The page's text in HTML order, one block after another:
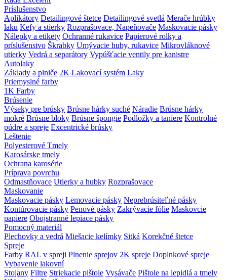
Príslušenstvo
Aplikátory Detailingové štetce Detailingové svetlá Merače hrúbky
laku Kefy a stierky Rozprašovace, Napeňovače Maskovacie pásky
Nálepky a etikety Ochranné rukavice Papierové rolky a
príslušenstvo Škrabky Umývacie huby, rukavice Mikrovláknové
utierky Vedrá a separátory Vypúšťacie ventily pre kanistre
Autolaky
Základy a plniče 2K Lakovací systém Laky
Priemyslné farby
1K Farby
Brúsenie
Výseky pre brúsky Brúsne hárky suché Náradie Brúsne hárky
mokré Brúsne bloky Brúsne špongie Podložky a taniere Kontrolné
púdre a spreje Excentrické brúsky
Leštenie
Polyesterové Tmely
Karosárske tmely
Ochrana karosérie
Príprava povrchu
Odmastňovace Utierky a hubky Rozprašovace
Maskovanie
Maskovacie pásky Lemovacie pásky Neprebrúsiteľné pásky
Kontúrovacie pásky Penové pásky Zakrývacie fólie Maskovcie
papiere Obojstranné lepiace pásky
Pomocný materiál
Plechovky a vedrá Miešacie kelímky Sitká Korekčné štetce
Spreje
Farby RAL v spreji Plnenie sprejov 2K spreje Doplnkové spreje
Vybavenie lakovní
Stojany Filtre Striekacie pištole Vysávače Pištole na lepidlá a tmely